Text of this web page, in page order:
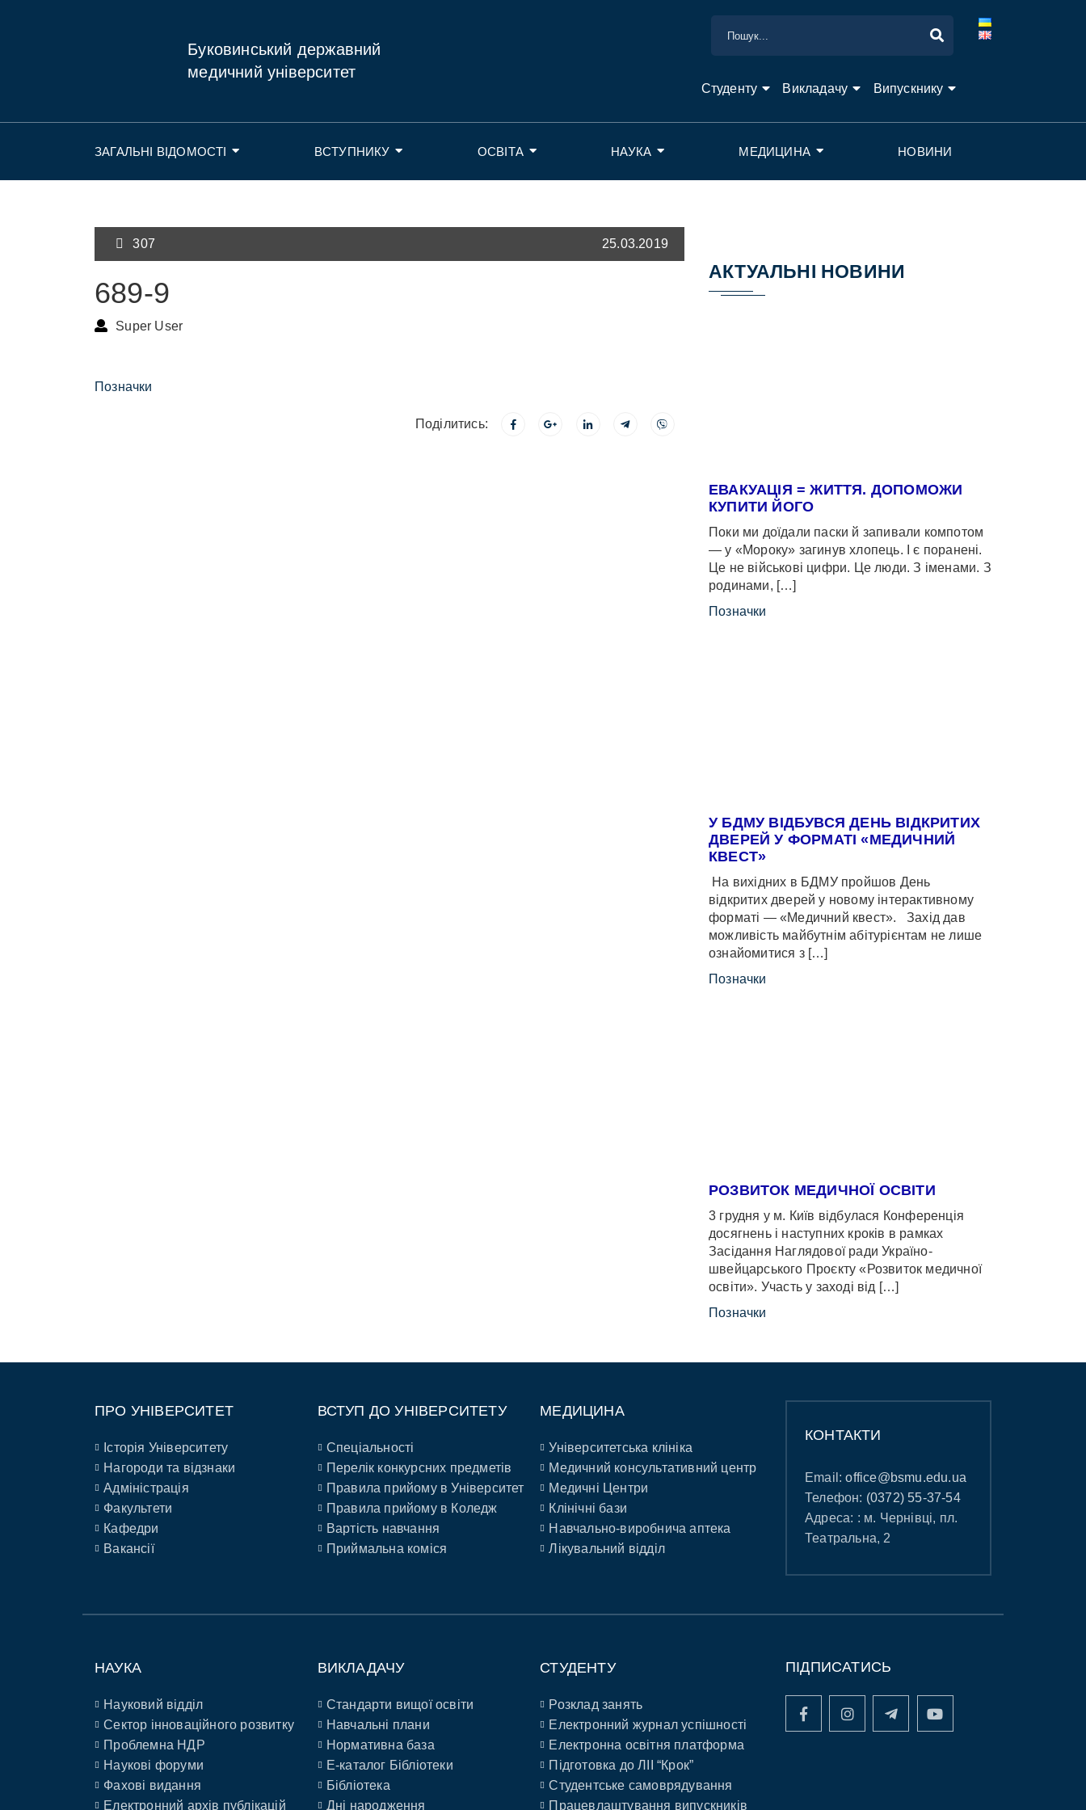
Буковинський державний
медичний університет
Студенту Викладачу Випускнику
ЗАГАЛЬНІ ВІДОМОСТІ ВСТУПНИКУ ОСВІТА НАУКА МЕДИЦИНА НОВИНИ
307 25.03.2019
689-9
Super User
Позначки
Поділитись:
АКТУАЛЬНІ НОВИНИ
ЕВАКУАЦІЯ = ЖИТТЯ. ДОПОМОЖИ
КУПИТИ ЙОГО
Поки ми доїдали паски й запивали компотом
— у «Мороку» загинув хлопець. І є поранені.
Це не військові цифри. Це люди. З іменами. З
родинами, […]
Позначки
У БДМУ ВІДБУВСЯ ДЕНЬ ВІДКРИТИХ
ДВЕРЕЙ У ФОРМАТІ «МЕДИЧНИЙ
КВЕСТ»
На вихідних в БДМУ пройшов День
відкритих дверей у новому інтерактивному
форматі — «Медичний квест». Захід дав
можливість майбутнім абітурієнтам не лише
ознайомитися з […]
Позначки
РОЗВИТОК МЕДИЧНОЇ ОСВІТИ
3 грудня у м. Київ відбулася Конференція
досягнень і наступних кроків в рамках
Засідання Наглядової ради Україно-
швейцарського Проєкту «Розвиток медичної
освіти». Участь у заході від […]
Позначки
ПРО УНІВЕРСИТЕТ
Історія Університету
Нагороди та відзнаки
Адміністрація
Факультети
Кафедри
Вакансії
ВСТУП ДО УНІВЕРСИТЕТУ
Спеціальності
Перелік конкурсних предметів
Правила прийому в Університет
Правила прийому в Коледж
Вартість навчання
Приймальна коміся
МЕДИЦИНА
Університетська клініка
Медичний консультативний центр
Медичні Центри
Клінічні бази
Навчально-виробнича аптека
Лікувальний відділ
КОНТАКТИ
Email:office@bsmu.edu.ua
Телефон: (0372) 55-37-54
Адреса: : м. Чернівці, пл.
Театральна, 2
НАУКА
Науковий відділ
Сектор інноваційного розвитку
Проблемна НДР
Наукові форуми
Фахові видання
Електронний архів публікацій
ВИКЛАДАЧУ
Стандарти вищої освіти
Навчальні плани
Нормативна база
E-каталог Бібліотеки
Бібліотека
Дні народження
СТУДЕНТУ
Розклад занять
Електронний журнал успішності
Електронна освітня платформа
Підготовка до ЛІІ “Крок”
Студентське самоврядування
Працевлаштування випускників
ПІДПИСАТИСЬ